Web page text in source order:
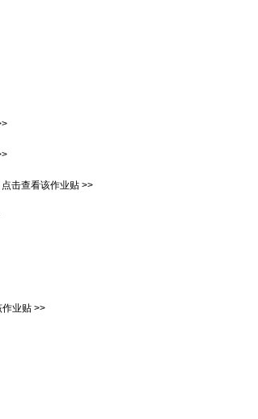
点击查看该作业贴 >>
作业贴 >>